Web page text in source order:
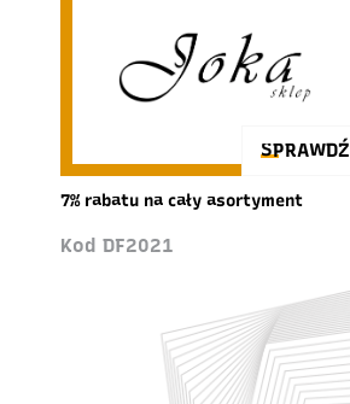
SPRAWDŹ
7% rabatu na cały asortyment
Kod DF2021